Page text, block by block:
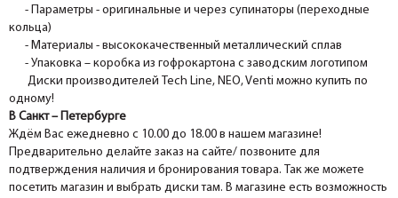
- Параметры - оригинальные и через супинаторы (переходные
кольца)
- Материалы - высококачественный металлический сплав
- Упаковка – коробка из гофрокартона с заводским логотипом
Диски производителей Tech Line, NEO, Venti можно купить по
одному!
В Санкт – Петербурге
Ждём Вас ежедневно с 10.00 до 18.00 в нашем магазине!
Предварительно делайте заказ на сайте/ позвоните для
подтверждения наличия и бронирования товара. Так же можете
посетить магазин и выбрать диски там. В магазине есть возможность